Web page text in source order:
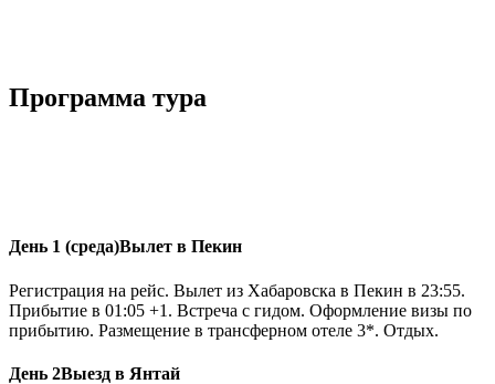
Программа тура
День 1 (среда)Вылет в Пекин
Регистрация на рейс. Вылет из Хабаровска в Пекин в 23:55.
Прибытие в 01:05 +1. Встреча с гидом. Оформление визы по
прибытию. Размещение в трансферном отеле 3*. Отдых.
День 2Выезд в Янтай